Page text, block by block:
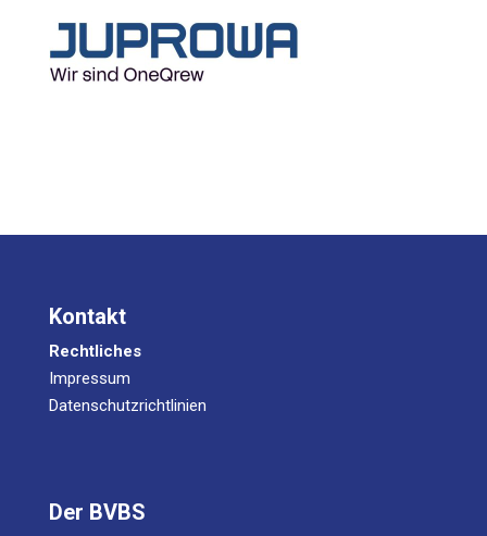
Kontakt
Rechtliches
Impressum
Datenschutzrichtlinien
Der BVBS